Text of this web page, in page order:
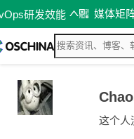
研发效能 媒体矩
这个人